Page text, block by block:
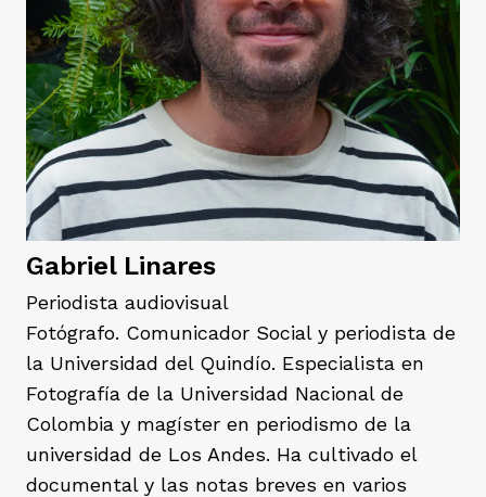
Gabriel Linares
Periodista audiovisual
Fotógrafo. Comunicador Social y periodista de
la Universidad del Quindío. Especialista en
Fotografía de la Universidad Nacional de
Colombia y magíster en periodismo de la
universidad de Los Andes. Ha cultivado el
documental y las notas breves en varios
de Atrato
armado
país
Codazzi
de Atrato
Consonante
fórmula
principios
de estilo